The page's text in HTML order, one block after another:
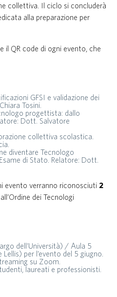
collettiva. Il ciclo si concluderà
alla preparazione per
il QR code di ogni evento, che
GFSI e validazione dei
Tosini.
progettista: dallo
Dott. Salvatore
collettiva scolastica.
diventare Tecnologo
di Stato. Relatore: Dott.
evento verranno riconosciuti 2
dei Tecnologi
dell’Università) / Aula 5
per l’evento del 5 giugno.
su Zoom.
laureati e professionisti.